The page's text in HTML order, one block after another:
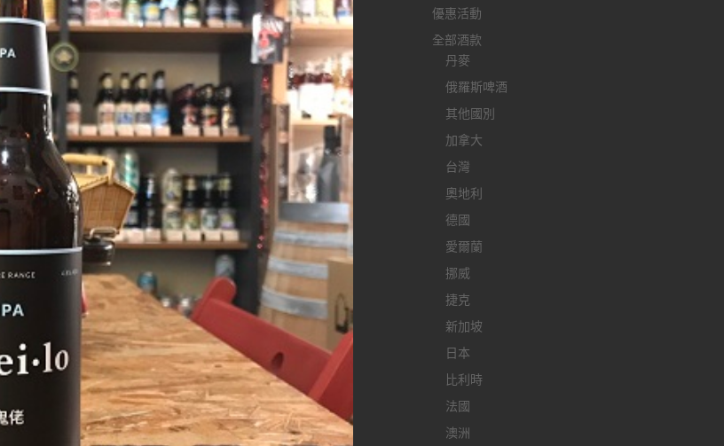
優惠活動
全部酒款
丹麥
俄羅斯啤酒
其他國別
加拿大
台灣
奧地利
德國
愛爾蘭
挪威
捷克
新加坡
日本
比利時
法國
澳洲